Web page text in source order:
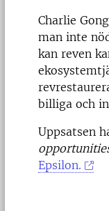
Charlie
man inte
kan reven
billiga och
Uppsatsen
Epsilon.